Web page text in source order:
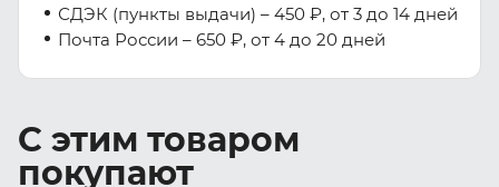
СДЭК (пункты выдачи) – 450 ₽, от 3 до 14 дней
Почта России – 650 ₽, от 4 до 20 дней
С этим товаром
покупают